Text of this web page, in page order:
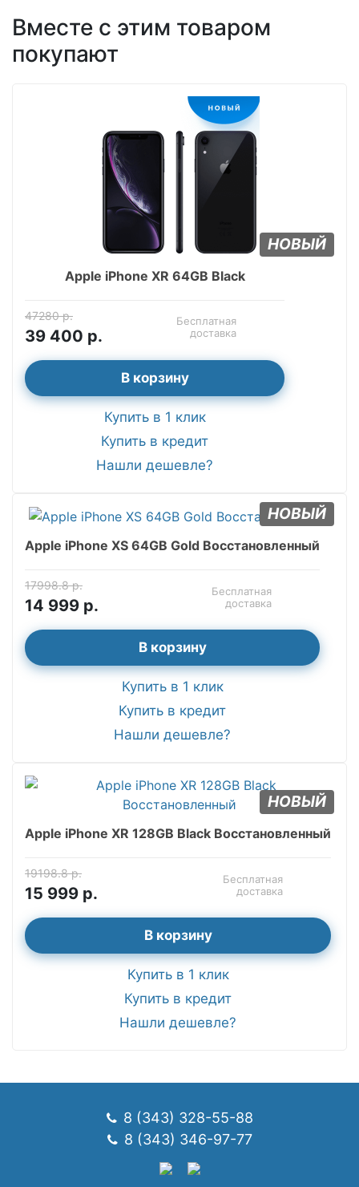
Вместе с этим товаром
покупают
НОВЫЙ
Apple iPhone XR 64GB Black
47280 р.
39 400 р.
Бесплатная
доставка
В корзину
Купить в 1 клик
Купить в кредит
Нашли дешевле?
НОВЫЙ
Apple iPhone XS 64GB Gold Восстановленный
17998.8 р.
14 999 р.
Бесплатная
доставка
В корзину
Купить в 1 клик
Купить в кредит
Нашли дешевле?
НОВЫЙ
Apple iPhone XR 128GB Black Восстановленный
19198.8 р.
15 999 р.
Бесплатная
доставка
В корзину
Купить в 1 клик
Купить в кредит
Нашли дешевле?
8 (343) 328-55-88
8 (343) 346-97-77